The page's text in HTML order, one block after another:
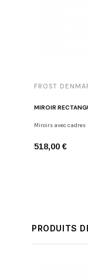
FROST
MIROIR
Miroirs avec cadres
518,00 €
PRODUITS